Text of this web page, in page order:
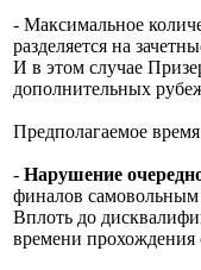
- Максимальное
разделяется на
И в этом случае
дополнительных
Предполагаемое
- Нарушение
финалов
Вплоть до
времени прохождения